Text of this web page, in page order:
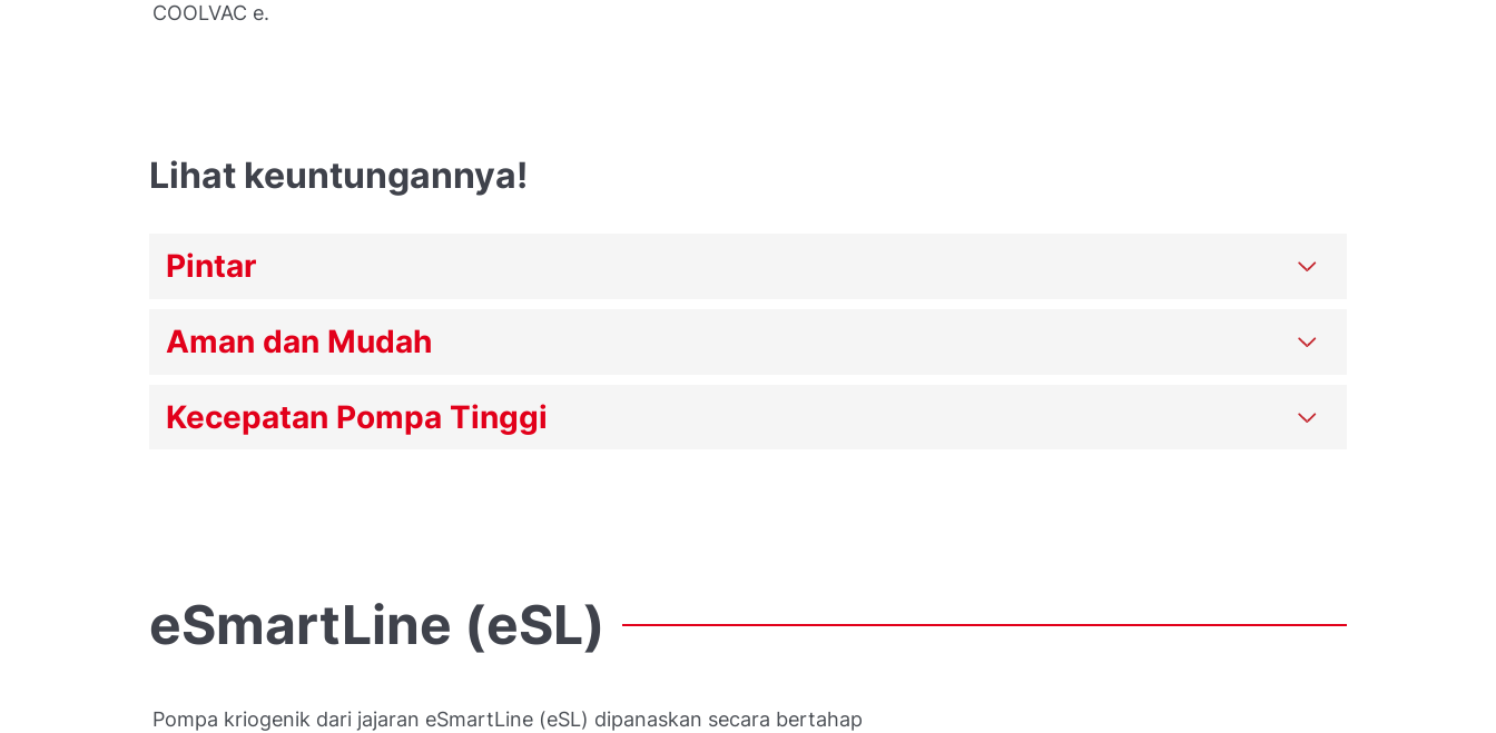
COOLVAC e.
Lihat keuntungannya!
Pintar
Aman dan Mudah
Kecepatan Pompa Tinggi
eSmartLine (eSL)
Pompa kriogenik dari jajaran eSmartLine (eSL) dipanaskan secara bertahap